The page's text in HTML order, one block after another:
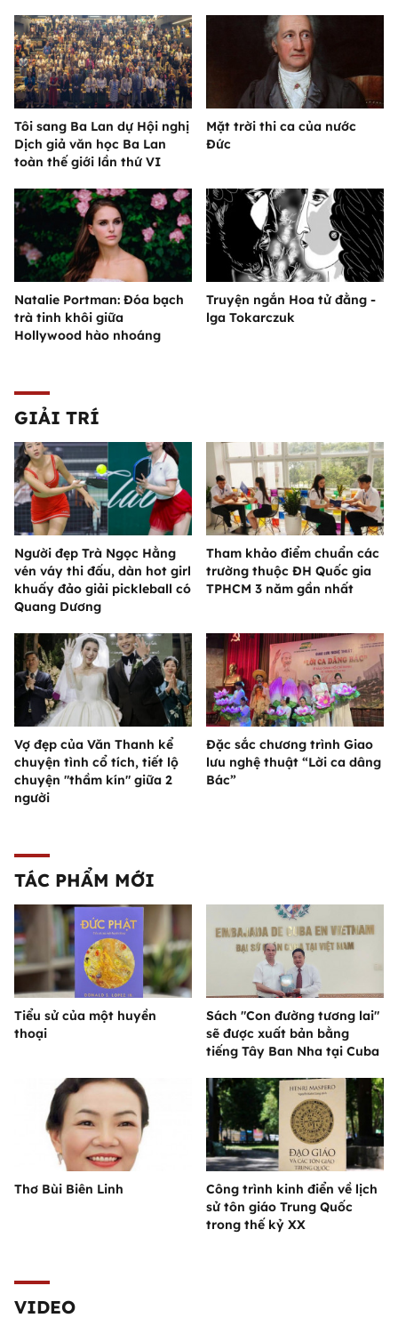
Tôi sang Ba Lan dự Hội nghị
Dịch giả văn học Ba Lan
toàn thế giới lần thứ VI
Mặt trời thi ca của nước
Đức
Natalie Portman: Đóa bạch
trà tinh khôi giữa
Hollywood hào nhoáng
Truyện ngắn Hoa tử đằng -
lga Tokarczuk
GIẢI TRÍ
Người đẹp Trà Ngọc Hằng
vén váy thi đấu, dàn hot girl
khuấy đảo giải pickleball có
Quang Dương
Tham khảo điểm chuẩn các
trường thuộc ĐH Quốc gia
TPHCM 3 năm gần nhất
Vợ đẹp của Văn Thanh kể
chuyện tình cổ tích, tiết lộ
chuyện "thầm kín" giữa 2
người
Đặc sắc chương trình Giao
lưu nghệ thuật “Lời ca dâng
Bác”
TÁC PHẨM MỚI
Tiểu sử của một huyền
thoại
Sách "Con đường tương lai"
sẽ được xuất bản bằng
tiếng Tây Ban Nha tại Cuba
Thơ Bùi Biên Linh
Công trình kinh điển về lịch
sử tôn giáo Trung Quốc
trong thế kỷ XX
VIDEO